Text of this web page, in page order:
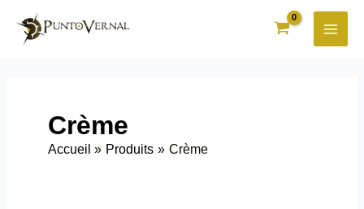
contenu
Crème
Accueil Produits Crème